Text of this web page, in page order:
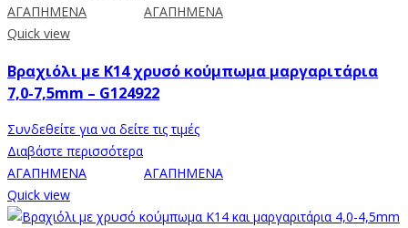
ΑΓΑΠΗΜΕΝΑ
ΑΓΑΠΗΜΕΝΑ
Quick view
Βραχιόλι με Κ14 χρυσό κούμπωμα μαργαριτάρια
7,0-7,5mm – G124922
Συνδεθείτε για να δείτε τις τιμές
Διαβάστε περισσότερα
ΑΓΑΠΗΜΕΝΑ
ΑΓΑΠΗΜΕΝΑ
Quick view